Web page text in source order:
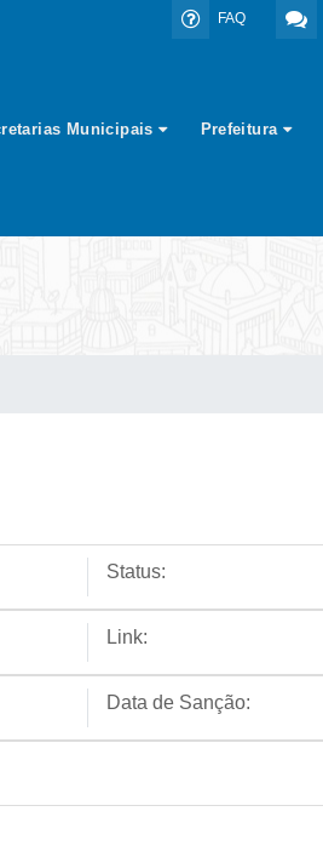
FAQ
Municipais Prefeitura
Status:
Link:
Data de Sanção: